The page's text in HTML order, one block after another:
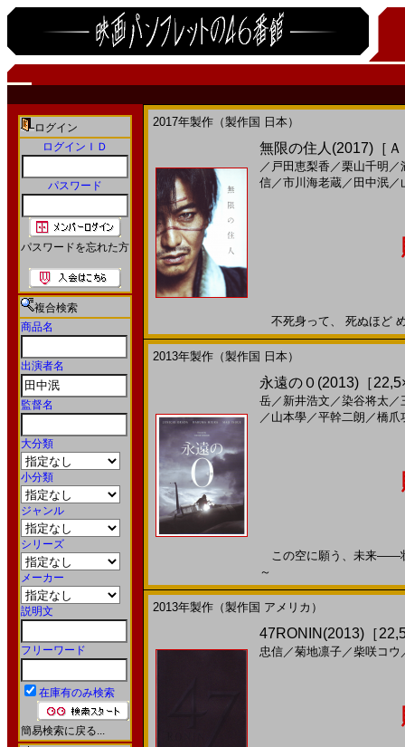
ログイン
ログインＩＤ
パスワード
パスワードを忘れた方
複合検索
商品名
出演者名
監督名
大分類
小分類
ジャンル
シリーズ
メーカー
説明文
フリーワード
在庫有のみ検索
簡易検索に戻る...
2017年製作（製作国 日本）
無限の住人(2017)［
／ 戸田恵梨香 ／栗山千明 ／
信／市川海老蔵／ 田中泯／
不死身って、 死ぬほど
2013年製作（製作国 日本）
永遠の０(2013)［
岳／ 新井浩文 ／染谷将太 ／
／ 山本學／平幹二朗 ／橋爪
この空に願う、未来――
～
2013年製作（製作国 アメリカ）
47RONIN(2013)［
忠信／菊地凛子／柴咲コウ